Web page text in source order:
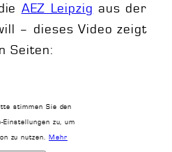
AEZ Leipzig aus der
– dieses Video zeigt
Seiten:
stimmen Sie den
Einstellungen zu, um
zu nutzen.Mehr